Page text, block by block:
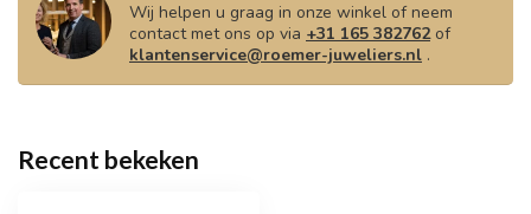
Wij helpen u graag in onze winkel of neem
contact met ons op via +31 165 382762of
klantenservice@roemer-juweliers.nl .
Recent bekeken